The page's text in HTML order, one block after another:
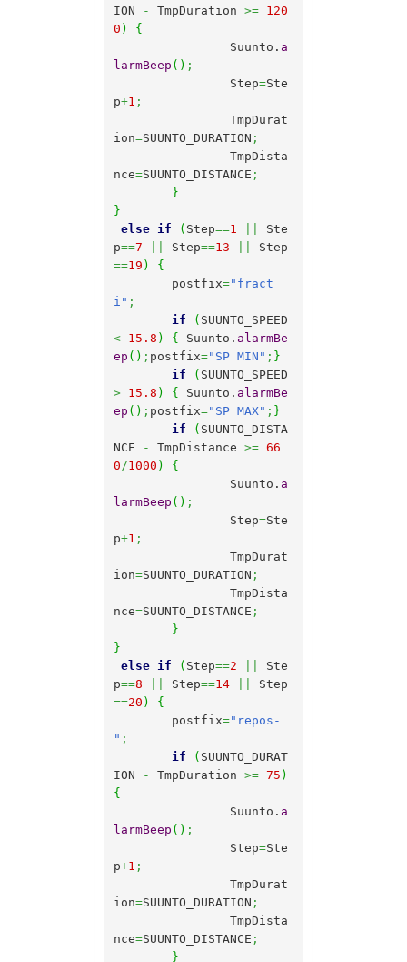
ION
- TmpDuration >=
120
0 )
{
		Suunto.
a
larmBeep ( ) ;
		Step
=Ste
p+1 ;
ion=SUUNTO_DURATION ;
nce=SUUNTO_DISTANCE ;
}
}
else
if ( Step==1
Ste
p==7 Step==13
Step
==19 )
{
	postfix
="fract
i" ;
if
(
<
15.8 ) { Suunto. alarmBe
ep ( ) ; postfix="SP MIN" ; }
if
(
>
15.8 ) { Suunto. alarmBe
ep ( ) ; postfix="SP MAX" ; }
if
( SUUNTO_DISTA
NCE
- TmpDistance >= 66
0 /1000 )
{
		Suunto.
a
larmBeep ( ) ;
		Step
=Ste
p+1 ;
ion=SUUNTO_DURATION ;
nce=SUUNTO_DISTANCE ;
}
}
else
if ( Step==2
Ste
p==8 Step==14
Step
==20 )
{
	postfix
="repos-
" ;
if
( SUUNTO_DURAT
ION
- TmpDuration >= 75 )
{
		Suunto.
a
larmBeep ( ) ;
		Step
=Ste
p+1 ;
ion=SUUNTO_DURATION ;
nce=SUUNTO_DISTANCE ;
}